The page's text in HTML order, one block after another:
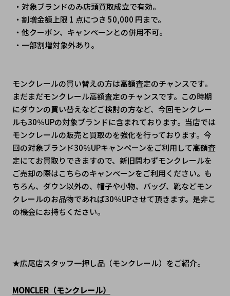
・対象ブランドのみ店頭買取成立で有効。
・割増金額上限 1 点につき 50,000 円まで。
・他クーポン、キャンペーンとの併用不可。
・一部割増対象外あり。
モンクレールの買い替えの方は高額査定のチャンスです。
まだまだモンクレール高額査定のチャンスです。この時期
にダウンの買い替えなどご検討の方など、今回モンクレー
ルも30％UPの対象ブランドに含まれております。当店では
モンクレールの販売と買取のを強化を行っております。今
回の対象ブランド30％UPキャンペーンをご利用して高額査
定にてお買取りできますので、新旧問わずモンクレールを
ご売却の際はこちらのキャンペーンをご利用ください。も
ちろん、ダウン以外の、帽子や小物、バッグ、靴などモン
クレールのお品物であれば30％UPさせて頂きます。是非こ
の機会にお持ちください。
★広尾店スタッフ一押し品（モンクレール）をご紹介。
MONCLER（モンクレール）